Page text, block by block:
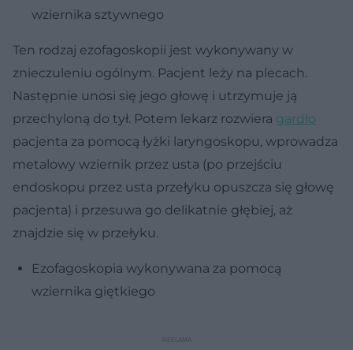
wziernika sztywnego
Ten rodzaj ezofagoskopii jest wykonywany w
znieczuleniu ogólnym. Pacjent leży na plecach.
Następnie unosi się jego głowę i utrzymuje ją
przechyloną do tył. Potem lekarz rozwiera gardło
pacjenta za pomocą łyżki laryngoskopu, wprowadza
metalowy wziernik przez usta (po przejściu
endoskopu przez usta przełyku opuszcza się głowę
pacjenta) i przesuwa go delikatnie głębiej, aż
znajdzie się w przełyku.
Ezofagoskopia wykonywana za pomocą
wziernika giętkiego